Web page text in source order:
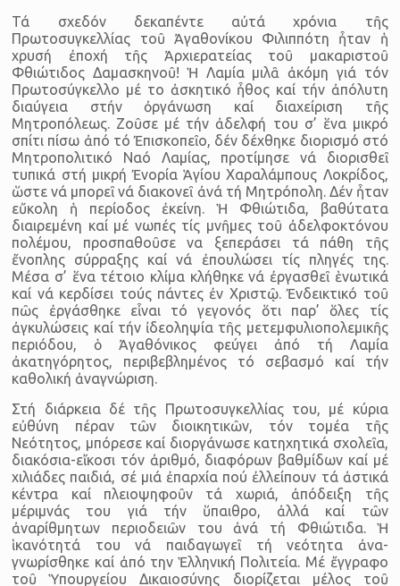
Τά σχεδόν δεκαπέντε αὐτά χρόνια τῆς
Πρωτοσυγκελλίας τοῦ Ἀγαθονίκου Φιλιππότη ἦταν ἡ
χρυσή ἐποχή τῆς Ἀρχιερατείας τοῦ μακαριστοῦ
Φθιώτιδος Δαμασκηνοῦ! Ἡ Λαμία μιλᾶ ἀκόμη γιά τόν
Πρωτοσύγκελλο μέ το ἀσκητικό ἦθος καί τήν ἀπόλυτη
διαύγεια στήν ὀργάνωση καί διαχείριση τῆς
Μητροπόλεως. Ζοῦσε μέ τήν ἀ­δελφή του σ’ ἕνα μικρό
σπίτι πίσω ἀπό τό Ἐπισκοπεῖο, δέν δέχθηκε διορισμό στό
Μητροπολιτικό Ναό Λαμίας, προτίμησε νά διορισθεῖ
τυπικά στή μικρή Ἐνορία Ἁγίου Χαραλάμπους Λοκρίδος,
ὥστε νά μπορεῖ νά διακονεῖ ἀνά τή Μητρόπολη. Δέν ἦταν
εὔκολη ἡ περίοδος ἐκείνη. Ἡ Φθιώτιδα, βαθύτατα
διαιρεμένη καί μέ νωπές τίς μνῆμες τοῦ ἀδελφοκτόνου
πολέμου, προσπαθοῦσε να ξεπεράσει τά πάθη τῆς
ἔνοπλης σύρραξης καί νά ἐπουλώσει τίς πληγές της.
Μέσα σ’ ἕ­να τέτοιο κλίμα κλήθηκε νά ἐργασθεῖ ἑνωτικά
καί νά κερδίσει τούς πάντες ἐν Χριστῷ. Ἐνδεικτικό τοῦ
πῶς ἐργάσθηκε εἶναι τό γεγονός ὅτι παρ’ ὅλες τίς
ἀγκυλώσεις καί τήν ἰδεοληψία τῆς μετεμφυλιοπο­λεμικῆς
περιόδου, ὁ Ἀγαθόνικος φεύγει ἀπό τή Λαμία
ἀκατηγόρη­τος, περιβεβλημένος τό σεβασμό καί τήν
καθολική ἀναγνώριση.
Στή διάρκεια δέ τῆς Πρωτοσυγκελλίας του, μέ κύρια
εὐθύνη πέραν τῶν διοικητικῶν, τόν τομέα τῆς
Νεότητος, μπόρεσε καί διορ­γάνωσε κατηχητικά σχολεῖα,
διακόσια-εἴκοσι τόν ἀριθμό, διαφόρων βαθμίδων καί μέ
χιλιάδες παιδιά, σέ μιά ἐπαρχία πού ἐλλείπουν τά ἀστικά
κέντρα καί πλειοψηφοῦν τά χωριά, ἀπόδειξη τῆς
μέριμνάς του γιά τήν ὕπαιθρο, ἀλλά καί τῶν
ἀναρίθμητων περιοδειῶν του ἀ­νά τή Φθιώτιδα. Ἡ
ἱκανότητά του νά παιδαγωγεῖ τή νεότητα ἀνα­
γνωρίσθηκε καί ἀπό την Ἑλληνική Πολιτεία. Μέ ἔγγραφο
τοῦ Ὑ­πουργείου Δικαιοσύνης διορίζεται μέλος τοῦ